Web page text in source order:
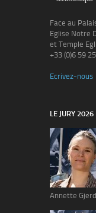
Face au
Eglise Notre
et Temple
+33 (0)6 59
Ecrivez-nous
LE JURY 2026
Annette